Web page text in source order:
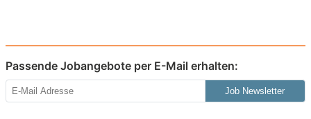
Passende Jobangebote per E-Mail erhalten:
Job Newsletter